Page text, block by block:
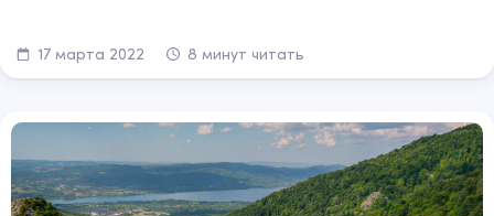
17 марта 2022 8 минут читать